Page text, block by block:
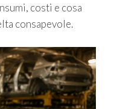
costi e cosa
consapevole.